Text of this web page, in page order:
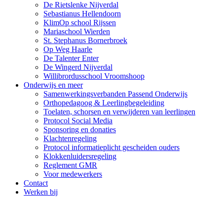
De Rietslenke Nijverdal
Sebastianus Hellendoorn
KlimOp school Rijssen
Mariaschool Wierden
St. Stephanus Bornerbroek
Op Weg Haarle
De Talenter Enter
De Wingerd Nijverdal
Willibrordusschool Vroomshoop
Onderwijs en meer
Samenwerkingsverbanden Passend Onderwijs
Orthopedagoog & Leerlingbegeleiding
Toelaten, schorsen en verwijderen van leerlingen
Protocol Social Media
Sponsoring en donaties
Klachtenregeling
Protocol informatieplicht gescheiden ouders
Klokkenluidersregeling
Reglement GMR
Voor medewerkers
Contact
Werken bij